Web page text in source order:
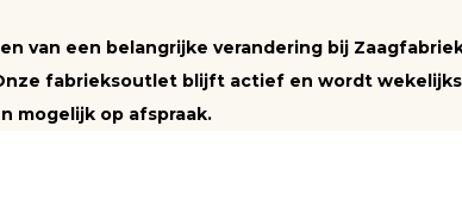
van een belangrijke verandering bij
fabrieksoutlet blijft actief en wordt
mogelijk op afspraak.